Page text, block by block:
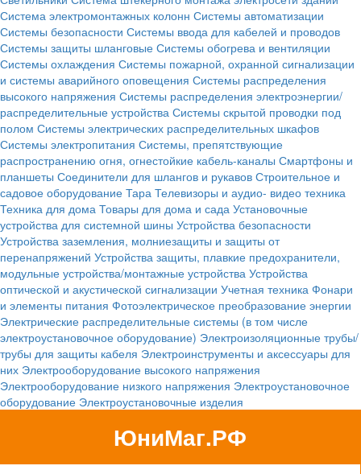
Система электромонтажных колонн Системы автоматизации
Системы безопасности Системы ввода для кабелей и проводов
Системы защиты шланговые Системы обогрева и вентиляции
Системы охлаждения Системы пожарной, охранной сигнализации
и системы аварийного оповещения Системы распределения
высокого напряжения Системы распределения электроэнергии/
распределительные устройства Системы скрытой проводки под
полом Системы электрических распределительных шкафов
Системы электропитания Системы, препятствующие
распространению огня, огнестойкие кабель-каналы Смартфоны и
планшеты Соединители для шлангов и рукавов Строительное и
садовое оборудование Тара Телевизоры и аудио- видео техника
Техника для дома Товары для дома и сада Установочные
устройства для системной шины Устройства безопасности
Устройства заземления, молниезащиты и защиты от
перенапряжений Устройства защиты, плавкие предохранители,
модульные устройства/монтажные устройства Устройства
оптической и акустической сигнализации Учетная техника Фонари
и элементы питания Фотоэлектрическое преобразование энергии
Электрические распределительные системы (в том числе
электроустановочное оборудование) Электроизоляционные трубы/
трубы для защиты кабеля Электроинструменты и аксессуары для
них Электрооборудование высокого напряжения
Электрооборудование низкого напряжения Электроустановочное
оборудование Электроустановочные изделия
ЮниМаг.РФ